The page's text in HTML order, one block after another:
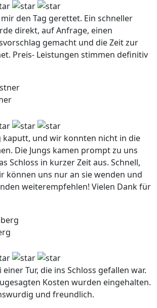
den Tag gerettet. Ein schneller
direkt, auf Anfrage, einen
gemacht und die Zeit zur
Preis- Leistungen stimmen definitiv
kaputt, und wir konnten nicht in die
Die Jungs kamen prompt zu uns
Schloss in kurzer Zeit aus. Schnell,
können uns nur an sie wenden und
weiterempfehlen! Vielen Dank für
Tur, die ins Schloss gefallen war.
Kosten wurden eingehalten.
und freundlich.